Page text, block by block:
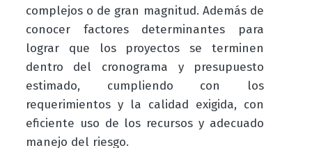
complejos o de gran magnitud. Además de
conocer factores determinantes para
lograr que los proyectos se terminen
dentro del cronograma y presupuesto
estimado, cumpliendo con los
requerimientos y la calidad exigida, con
eficiente uso de los recursos y adecuado
manejo del riesgo.